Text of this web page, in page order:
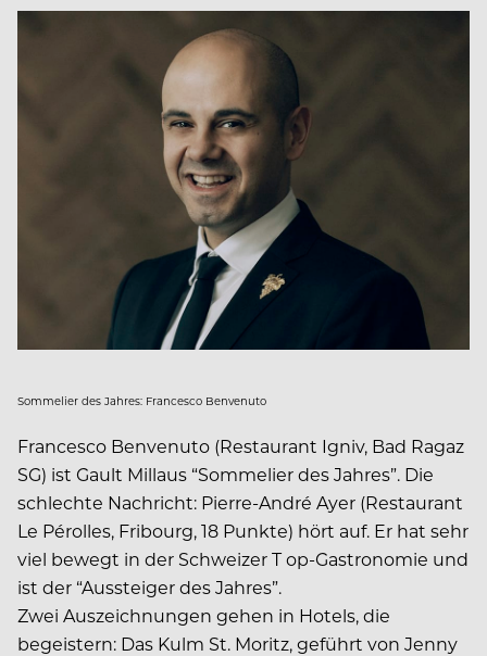
Sommelier des Jahres: Francesco Benvenuto
Francesco Benvenuto (Restaurant Igniv, Bad Ragaz
SG) ist Gault Millaus “Sommelier des Jahres”. Die
schlechte Nachricht: Pierre-André Ayer (Restaurant
Le Pérolles, Fribourg, 18 Punkte) hört auf. Er hat sehr
viel bewegt in der Schweizer T op-Gastronomie und
ist der “Aussteiger des Jahres”.
Zwei Auszeichnungen gehen in Hotels, die
begeistern: Das Kulm St. Moritz, geführt von Jenny